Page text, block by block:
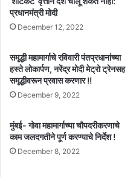
प्रधानमंत्री मोदी
December 12, 2022
समृद्धी महामार्गाचे रविवारी पंतप्रधानांच्या
हस्ते लोकार्पण, नरेंद्र मोदी मेट्रो ट्रेनसह
समृद्धीवरून प्रवास करणार !!
December 9, 2022
मुंबई- गोवा महामार्गाच्या चौपदरीकरणाचे
काम जलदगतीने पूर्ण करण्याचे निर्देश !
December 8, 2022